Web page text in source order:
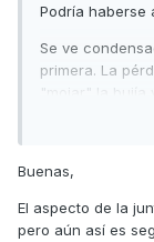
Podría haberse
Se ve
primera. La
"mojar" la bujía
Me han
interior del
Buenas,
El aspecto de la
pero aún así es